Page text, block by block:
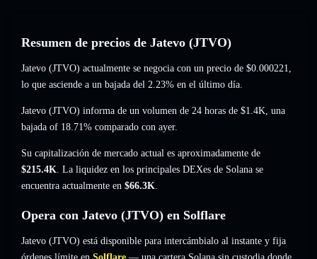
Resumen de precios de Jatevo (JTVO)
Jatevo (JTVO) actualmente se negocia con un precio de $0.000221,
lo que asciende a un bajada del 2.23% en el último día.
Jatevo (JTVO) informa de un volumen de 24 horas de $1.4K, una
bajada of 18.71% comparado con ayer.
Su capitalización de mercado actual es aproximadamente de
$215.4K. La liquidez en los principales DEXes de Solana se
encuentra actualmente en $66.3K.
Opera con Jatevo (JTVO) en Solflare
Jatevo (JTVO) está disponible para intercámbialo al instante y fija